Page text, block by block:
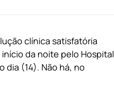
clínica satisfatória
da noite pelo Hospital
dia (14). Não há, no